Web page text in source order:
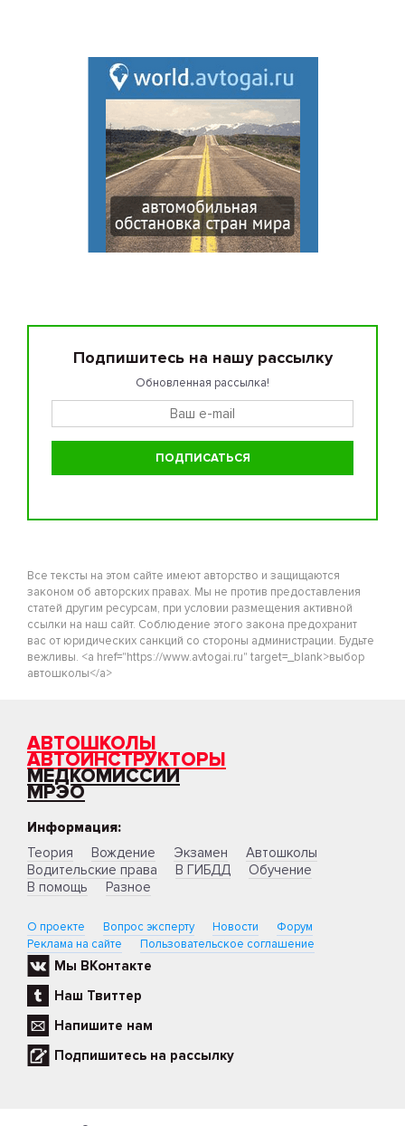
Подпишитесь на нашу рассылку
Обновленная рассылка!
Все тексты на этом сайте имеют авторство и защищаются
законом об авторских правах. Мы не против предоставления
статей другим ресурсам, при условии размещения активной
ссылки на наш сайт. Соблюдение этого закона предохранит
вас от юридических санкций со стороны администрации. Будьте
вежливы. <a href="https://www.avtogai.ru" target=_blank>выбор
автошколы</a>
АВТОШКОЛЫ
АВТОИНСТРУКТОРЫ
МЕДКОМИССИИ
МРЭО
Информация:
Теория
Вождение Экзамен
Автошколы
Водительские права
В ГИБДД
Обучение
В помощь
Разное
О проекте Вопрос эксперту Новости
Форум
Реклама на сайте
Пользовательское соглашение
Мы ВКонтакте
Наш Твиттер
Напишите нам
Подпишитесь на рассылку